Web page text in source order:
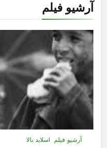
آرشیو فیلم
آرشیو فیلم اسلاید بالا